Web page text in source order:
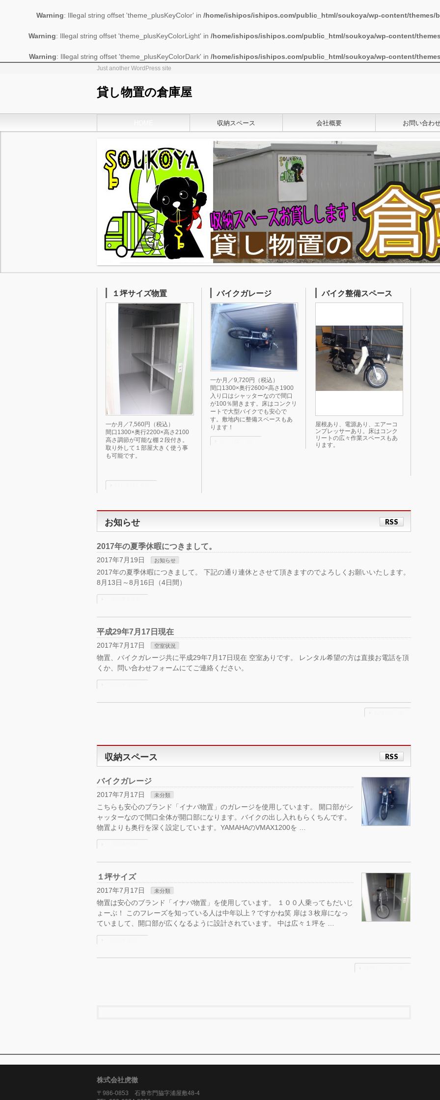
Warning: Illegal string offset 'theme_plusKeyColor' in /home/ishipos/ishipos.com/public_html/soukoya/wp-content/themes/
Warning: Illegal string offset 'theme_plusKeyColorLight' in /home/ishipos/ishipos.com/public_html/soukoya/wp-content/
Warning: Illegal string offset 'theme_plusKeyColorDark' in /home/ishipos/ishipos.com/public_html/soukoya/wp-content/
Just another WordPress site
貸し物置の倉庫屋
収納スペース 会社概要 お問い合わ
１坪サイズ物置
一か月／7,560円（税込）
間口1300×奥行2200×高さ2100
高さ調節が可能な棚２段付き。
取り外して１部屋大きく使う事
も可能です。
バイクガレージ
一か月／9,720円（税込）
間口1300×奥行2600×高さ1900
入り口はシャッターなので間口
が100％開きます。床はコンクリ
ートで大型バイクでも安心で
す。敷地内に整備スペースもあ
ります！
バイク整備スペース
屋根あり、電源あり、エアーコ
ンプレッサーあり。床はコンク
リートの広々作業スペースもあ
ります。
お知らせ RSS
2017年の夏季休暇につきまして。
2017年7月19日 お知らせ
2017年の夏季休暇につきまして。 下記の通り連休とさせて頂きますのでよろしくお願いいたします。
8月13日～8月16日（4日間）
平成29年7月17日現在
2017年7月17日 空室状況
物置、バイクガレージ共に平成29年7月17日現在 空室ありです。 レンタル希望の方は直接お電話を頂
くか、問い合わせフォームにてご連絡ください。
収納スペース RSS
バイクガレージ
2017年7月17日 未分類
こちらも安心のブランド「イナバ物置」のガレージを使用しています。 開口部がシ
ャッターなので間口全体が開口部になります。バイクの出し入れもらくちんです。
物置よりも奥行を深く設定しています。YAMAHAのVMAX1200を …
１坪サイズ
2017年7月17日 未分類
物置は安心のブランド「イナバ物置」を使用しています。 １００人乗ってもだいじ
ょーぶ！ このフレーズを知っている人は中年以上？ですかね笑 扉は３枚扉になっ
ていまして、開口部が広くなるように設計されています。 中は広々１坪を …
株式会社虎徹
〒986-0853 石巻市門脇字浦屋敷48-4